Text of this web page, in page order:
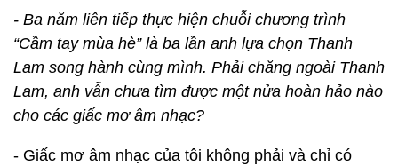
- Ba năm liên tiếp thực hiện chuỗi chương trình
“Cầm tay mùa hè” là ba lần anh lựa chọn Thanh
Lam song hành cùng mình. Phải chăng ngoài Thanh
Lam, anh vẫn chưa tìm được một nửa hoàn hảo nào
cho các giấc mơ âm nhạc?
- Giấc mơ âm nhạc của tôi không phải và chỉ có